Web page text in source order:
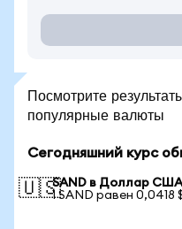
Посмотрите
популярные валюты
Сегодняшний курс
🇺🇸SAND в Доллар США
1 SAND равен 0,0418